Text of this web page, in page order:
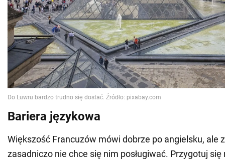
Bariera językowa
Większość Francuzów mówi dobrze po angielsku, ale
zasadniczo nie chce się nim posługiwać. Przygotuj się